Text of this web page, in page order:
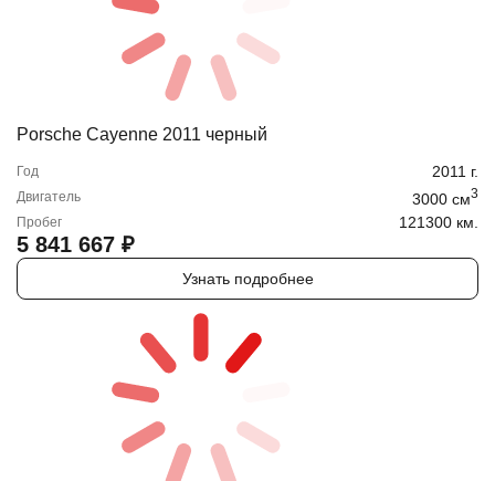
Porsche Cayenne 2011 черный
Год 2011 г.
Двигатель 3000 cм3
Пробег 121300 км.
5 841 667 ₽
Узнать подробнее